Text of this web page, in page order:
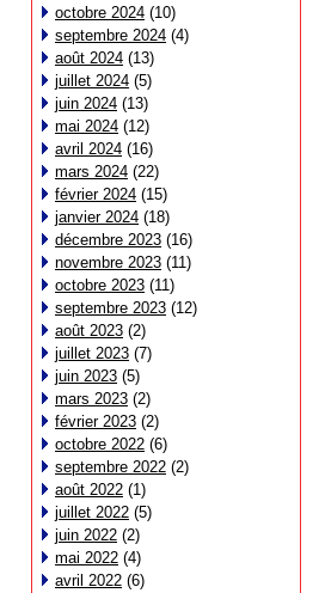
octobre 2024 (10)
septembre 2024 (4)
août 2024 (13)
juillet 2024 (5)
juin 2024 (13)
mai 2024 (12)
avril 2024 (16)
mars 2024 (22)
février 2024 (15)
janvier 2024 (18)
décembre 2023 (16)
novembre 2023 (11)
octobre 2023 (11)
septembre 2023 (12)
août 2023 (2)
juillet 2023 (7)
juin 2023 (5)
mars 2023 (2)
février 2023 (2)
octobre 2022 (6)
septembre 2022 (2)
août 2022 (1)
juillet 2022 (5)
juin 2022 (2)
mai 2022 (4)
avril 2022 (6)